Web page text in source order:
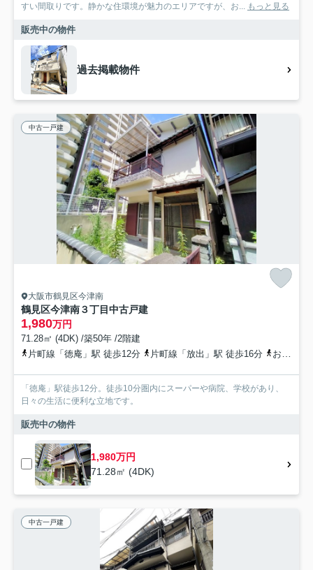
すい間取りです。静かな住環境が魅力のエリアですが、お...
もっと見る
販売中の物件
過去掲載物件
中古一戸建
大阪市鶴見区今津南
鶴見区今津南３丁目中古戸建
1,980万円
71.28㎡ (4DK) /築50年 /2階建
片町線「徳庵」駅 徒歩12分
片町線「放出」駅 徒歩16分 おおさか東線「高井田中央」駅 徒歩22分
「徳庵」駅徒歩12分。徒歩10分圏内にスーパーや病院、学校があり、
日々の生活に便利な立地です。
販売中の物件
1,980万円
71.28㎡ (4DK)
中古一戸建